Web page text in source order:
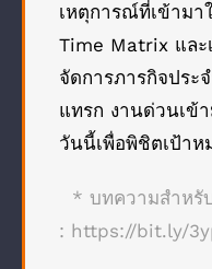
เหตุการณ์ที่เข้ามา
Time Matrix และ
จัดการภารกิจประ
แทรก งานด่วนเข้
วันนี้เพื่อพิชิตเป้าห
* บทความสำหรั
: https://bit.ly/